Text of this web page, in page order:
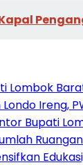
Lombok
Ireng,
Bupati